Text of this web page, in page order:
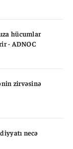
hücumlar
- ADNOC
zirvəsinə
necə